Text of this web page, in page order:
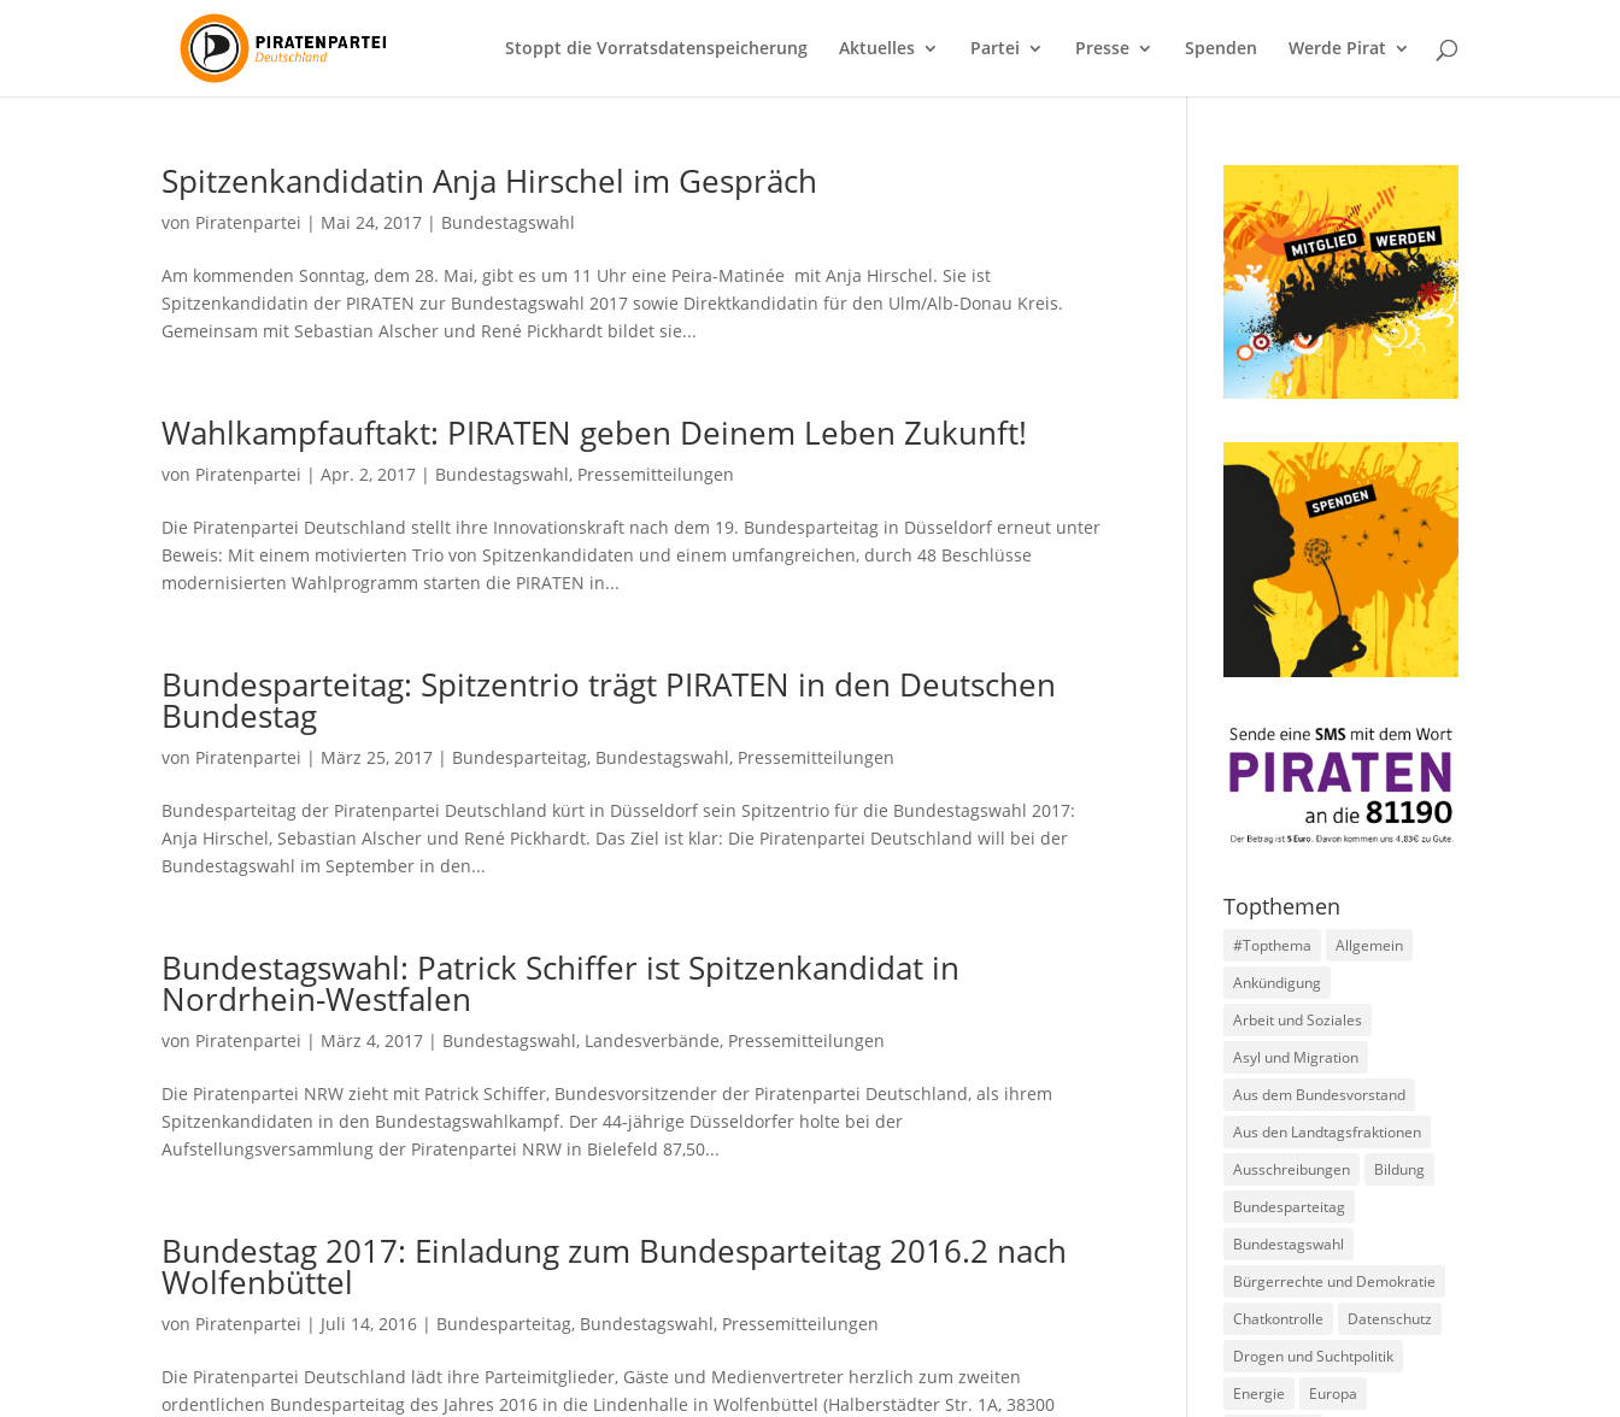
Stoppt die Vorratsdatenspeicherung Aktuelles Partei Presse Spenden Werde Pirat
Spitzenkandidatin Anja Hirschel im Gespräch
von Piratenpartei | Mai 24, 2017 | Bundestagswahl
Am kommenden Sonntag, dem 28. Mai, gibt es um 11 Uhr eine Peira-Matinée mit Anja Hirschel. Sie ist
Spitzenkandidatin der PIRATEN zur Bundestagswahl 2017 sowie Direktkandidatin für den Ulm/Alb-Donau Kreis.
Gemeinsam mit Sebastian Alscher und René Pickhardt bildet sie...
Wahlkampfauftakt: PIRATEN geben Deinem Leben Zukunft!
von Piratenpartei |Apr. 2, 2017 | Bundestagswahl, Pressemitteilungen
Die Piratenpartei Deutschland stellt ihre Innovationskraft nach dem 19. Bundesparteitag in Düsseldorf erneut unter
Beweis: Mit einem motivierten Trio von Spitzenkandidaten und einem umfangreichen, durch 48 Beschlüsse
modernisierten Wahlprogramm starten die PIRATEN in...
Bundesparteitag: Spitzentrio trägt PIRATEN in den Deutschen
Bundestag
von Piratenpartei | März 25, 2017 | Bundesparteitag, Bundestagswahl, Pressemitteilungen
Bundesparteitag der Piratenpartei Deutschland kürt in Düsseldorf sein Spitzentrio für die Bundestagswahl 2017:
Anja Hirschel, Sebastian Alscher und René Pickhardt. Das Ziel ist klar: Die Piratenpartei Deutschland will bei der
Bundestagswahl im September in den...
Bundestagswahl: Patrick Schiffer ist Spitzenkandidat in
Nordrhein-Westfalen
von Piratenpartei | März 4, 2017 | Bundestagswahl, Landesverbände, Pressemitteilungen
Die Piratenpartei NRW zieht mit Patrick Schiffer, Bundesvorsitzender der Piratenpartei Deutschland, als ihrem
Spitzenkandidaten in den Bundestagswahlkampf. Der 44-jährige Düsseldorfer holte bei der
Aufstellungsversammlung der Piratenpartei NRW in Bielefeld 87,50...
Bundestag 2017: Einladung zum Bundesparteitag 2016.2 nach
Wolfenbüttel
von Piratenpartei | Juli 14, 2016 | Bundesparteitag, Bundestagswahl, Pressemitteilungen
Die Piratenpartei Deutschland lädt ihre Parteimitglieder, Gäste und Medienvertreter herzlich zum zweiten
ordentlichen Bundesparteitag des Jahres 2016 in die Lindenhalle in Wolfenbüttel (Halberstädter Str. 1A, 38300
Topthemen
#Topthema
Allgemein
Ankündigung
Arbeit und Soziales
Asyl und Migration
Aus dem Bundesvorstand
Aus den Landtagsfraktionen
Ausschreibungen
Bildung
Bundesparteitag
Bundestagswahl
Bürgerrechte und Demokratie
Chatkontrolle
Datenschutz
Drogen und Suchtpolitik
Energie
Europa